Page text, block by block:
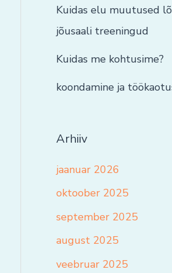
Kuidas elu muutused
jõusaali treeningud
Kuidas me kohtusime?
koondamine ja
Arhiiv
jaanuar 2026
oktoober 2025
september 2025
august 2025
veebruar 2025